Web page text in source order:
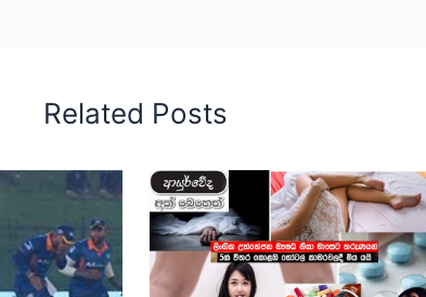
Related Posts